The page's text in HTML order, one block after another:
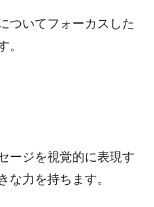
ついてフォーカスした
。
ージを視覚的に表現す
な力を持ちます。